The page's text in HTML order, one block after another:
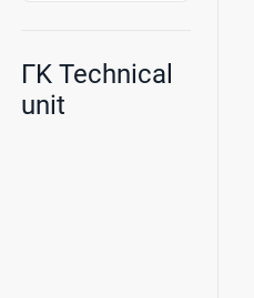
ГK Technical
unit